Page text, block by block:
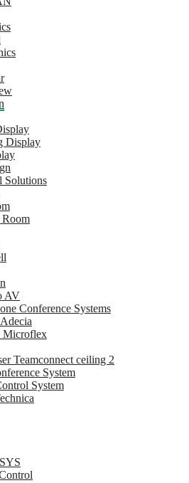
Display
Solutions
Room
AV
Conference Systems
Microflex
Teamconnect ceiling 2
System
System